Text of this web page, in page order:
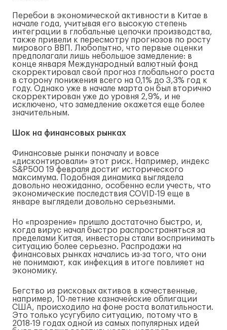
Перебои в экономической активности в Китае в
начале года, учитывая его высокую степень
интеграции в глобальные цепочки производства,
также привели к пересмотру прогнозов по росту
мирового ВВП. Любопытно, что первые оценки
предполагали лишь небольшое замедление: в
конце января Международный валютный фонд
скорректировал свой прогноз глобального роста
в сторону понижения всего на 0,1% до 3,3% год к
году. Однако уже в начале марта он был вторично
скорректирован уже до уровня 2,9%, и не
исключено, что замедление окажется еще более
значительным.
Шок на финансовых рынках
Финансовые рынки поначалу и вовсе
«дисконтировали» этот риск. Например, индекс
S&P500 19 февраля достиг исторического
максимума. Подобная динамика выглядела
довольно неожиданно, особенно если учесть, что
экономические последствия COVID-19 еще в
январе выглядели довольно серьезными.
Но «прозрение» пришло достаточно быстро, и,
когда вирус начал быстро распространяться за
пределами Китая, инвесторы стали воспринимать
ситуацию более серьезно. Распродажи на
финансовых рынках начались из-за того, что они
не понимают, как инфекция в итоге повлияет на
экономику.
Бегство из рисковых активов в качественные,
например, 10-летние казначейские облигации
США, происходило на фоне роста волатильности.
Это только усугубило ситуацию, потому что в
2018-19 годах одной из самых популярных идей